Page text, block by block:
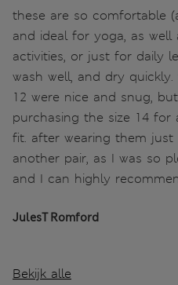
these are so comfortable
and ideal for yoga, as well
activities, or just for daily
wash well, and dry
12 were nice and snug,
purchasing the size 14 for
fit. after wearing them just
another pair, as I was so
and I can highly
JulesT Romford
Bekijk alle